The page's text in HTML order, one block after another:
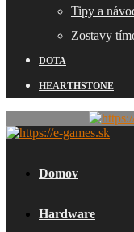
Tipy a
Zostavy
DOTA
HEARTHSTONE
Domov
Hardware